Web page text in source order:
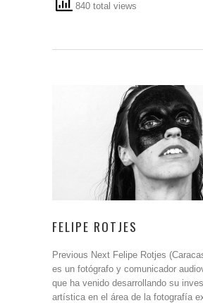
840 total views
FELIPE ROTJES
Previous Next Felipe Rotjes
es un fotógrafo y comunicador
que ha venido desarrollando su
artística en el área de la fotografía